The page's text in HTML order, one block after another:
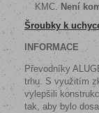
KMC. Není
Šroubky k
INFORMACE
Převodníky
trhu. S využitím
vylepšili
tak, aby bylo